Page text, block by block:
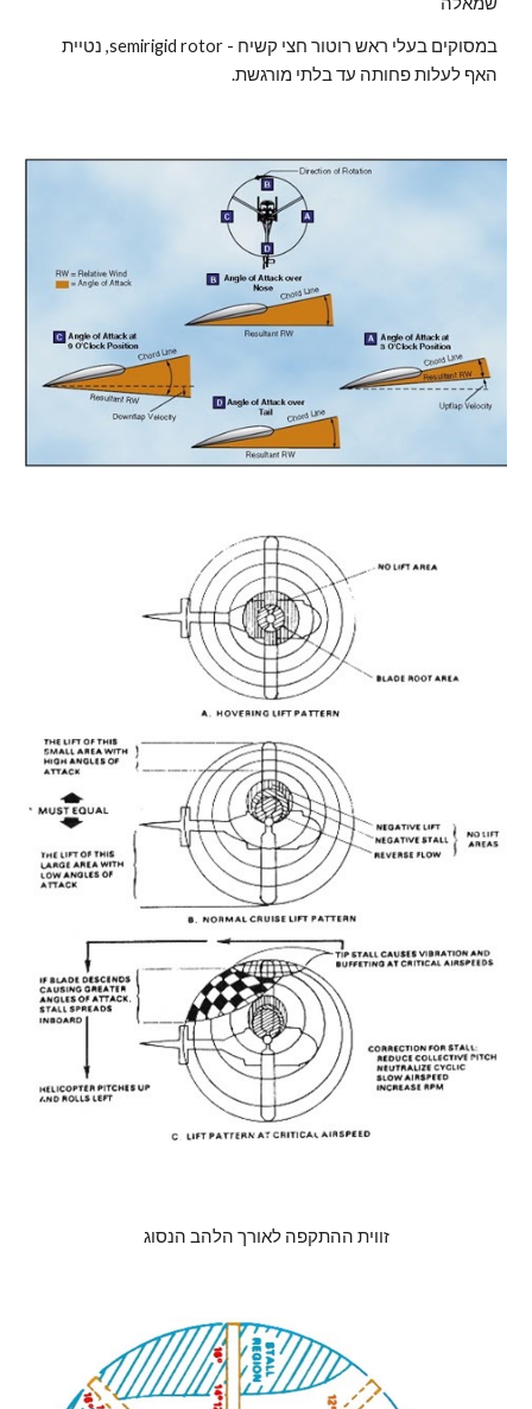
האף לעלות פחותה עד בלתי מורגשת.
זווית ההתקפה לאורך הלהב הנסוג